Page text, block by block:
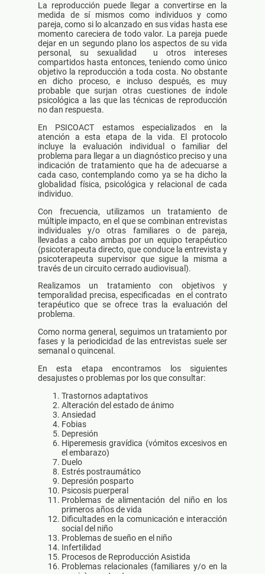
La reproducción puede llegar a convertirse en la
medida de sí mismos como individuos y como
pareja, como si lo alcanzado en sus vidas hasta ese
momento careciera de todo valor. La pareja puede
dejar en un segundo plano los aspectos de su vida
personal, su sexualidad u otros intereses
compartidos hasta entonces, teniendo como único
objetivo la reproducción a toda costa. No obstante
en dicho proceso, e incluso después, es muy
probable que surjan otras cuestiones de índole
psicológica a las que las técnicas de reproducción
no dan respuesta.
En PSICOACT estamos especializados en la
atención a esta etapa de la vida. El protocolo
incluye la evaluación individual o familiar del
problema para llegar a un diagnóstico preciso y una
indicación de tratamiento que ha de adecuarse a
cada caso, contemplando como ya se ha dicho la
globalidad física, psicológica y relacional de cada
individuo.
Con frecuencia, utilizamos un tratamiento de
múltiple impacto, en el que se combinan entrevistas
individuales y/o otras familiares o de pareja,
llevadas a cabo ambas por un equipo terapéutico
(psicoterapeuta directo, que conduce la entrevista y
psicoterapeuta supervisor que sigue la misma a
través de un circuito cerrado audiovisual).
Realizamos un tratamiento con objetivos y
temporalidad precisa, especificadas en el contrato
terapéutico que se ofrece tras la evaluación del
problema.
Como norma general, seguimos un tratamiento por
fases y la periodicidad de las entrevistas suele ser
semanal o quincenal.
En esta etapa encontramos los siguientes
desajustes o problemas por los que consultar:
Trastornos adaptativos
Alteración del estado de ánimo
Ansiedad
Fobias
Depresión
Hiperemesis gravídica (vómitos excesivos en
el embarazo)
Duelo
Estrés postraumático
Depresión posparto
Psicosis puerperal
Problemas de alimentación del niño en los
primeros años de vida
Dificultades en la comunicación e interacción
social del niño
Problemas de sueño en el niño
Infertilidad
Procesos de Reproducción Asistida
Problemas relacionales (familiares y/o en la